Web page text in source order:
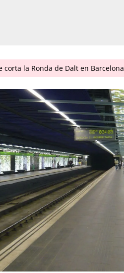
corta la Ronda de Dalt en Barcelona